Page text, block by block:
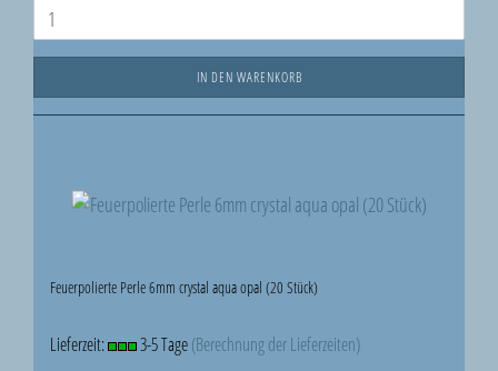
IN DEN WARENKORB
Feuerpolierte Perle 6mm crystal aqua opal (20 Stück)
Lieferzeit: 3-5 Tage(Berechnung der Lieferzeiten)